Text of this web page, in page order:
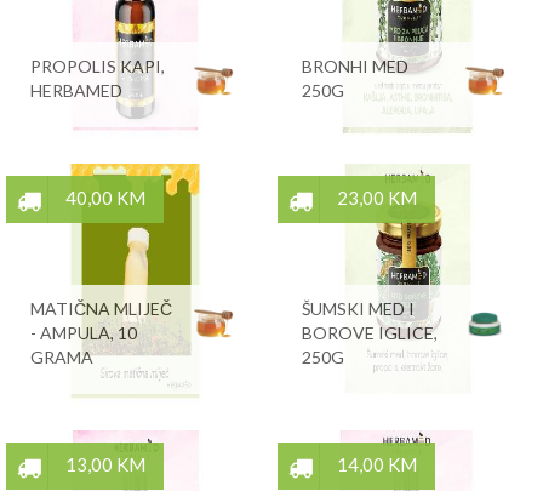
PROPOLIS KAPI,
HERBAMED
BRONHI MED
250G
40,00 KM
MATIČNA MLIJEČ
- AMPULA, 10
GRAMA
23,00 KM
ŠUMSKI MED I
BOROVE IGLICE,
250G
13,00 KM 14,00 KM